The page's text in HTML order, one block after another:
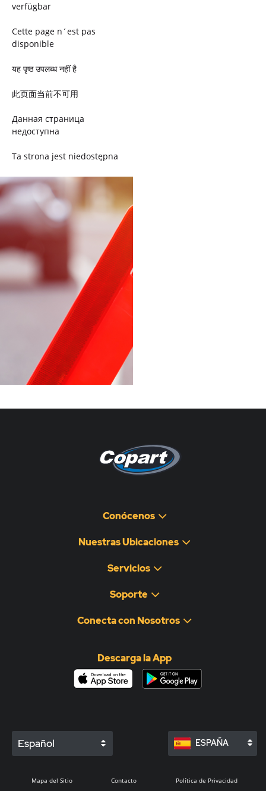
verfügbar
Cette page n´est pas
disponible
यह पृष्ठ उपलब्ध नहीं है
此页面当前不可用
Данная страница
недоступна
Ta strona jest niedostępna
Trang này không có
Esta página não está
disponível
このページは現在利用できま
せん
Pagina non disponibile
هذه الصفحة غير متوفرة
Conócenos
Nuestras Ubicaciones
Servicios
Soporte
Conecta con Nosotros
Descarga la App
Español ESPAÑA
Mapa del Sitio Contacto Política de Privacidad